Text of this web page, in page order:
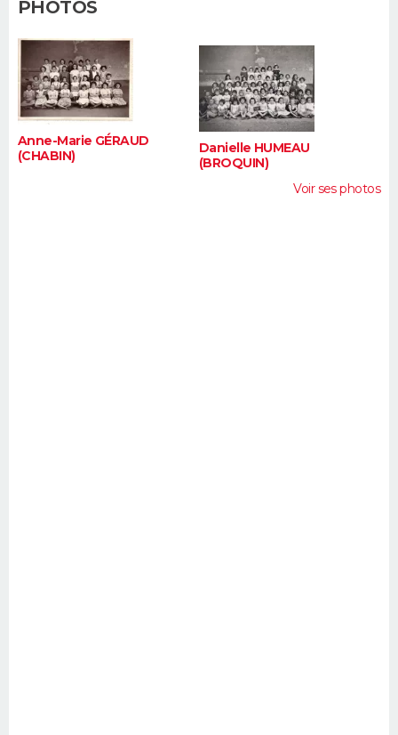
FORUM
PHOTOS
Anne-Marie GÉRAUD
(CHABIN)
Danielle HUMEAU
(BROQUIN)
Voir ses photos